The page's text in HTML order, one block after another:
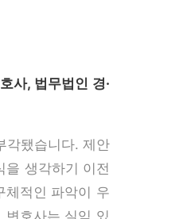
사, 법무법인 경·
각됐습니다. 제안
을 생각하기 이전
체적인 파악이 우
호사는 실익 있